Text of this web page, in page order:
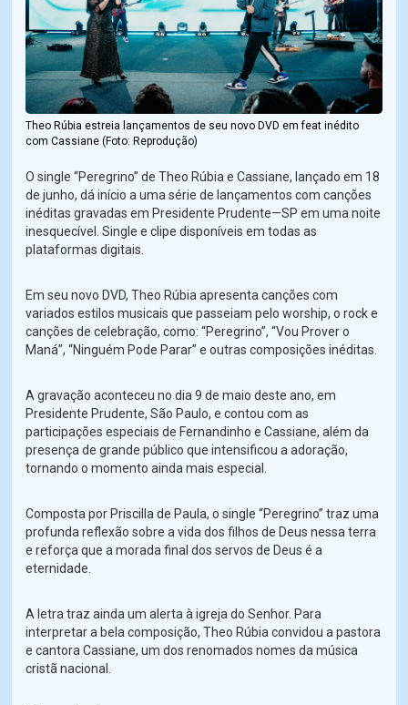
Theo Rúbia estreia lançamentos de seu novo DVD em feat inédito
com Cassiane (Foto: Reprodução)
O single “Peregrino” de Theo Rúbia e Cassiane, lançado em 18
de junho, dá início a uma série de lançamentos com canções
inéditas gravadas em Presidente Prudente—SP em uma noite
inesquecível. Single e clipe disponíveis em todas as
plataformas digitais.
Em seu novo DVD, Theo Rúbia apresenta canções com
variados estilos musicais que passeiam pelo worship, o rock e
canções de celebração, como: “Peregrino”, “Vou Prover o
Maná”, “Ninguém Pode Parar” e outras composições inéditas.
A gravação aconteceu no dia 9 de maio deste ano, em
Presidente Prudente, São Paulo, e contou com as
participações especiais de Fernandinho e Cassiane, além da
presença de grande público que intensificou a adoração,
tornando o momento ainda mais especial.
Composta por Priscilla de Paula, o single “Peregrino” traz uma
profunda reflexão sobre a vida dos filhos de Deus nessa terra
e reforça que a morada final dos servos de Deus é a
eternidade.
A letra traz ainda um alerta à igreja do Senhor. Para
interpretar a bela composição, Theo Rúbia convidou a pastora
e cantora Cassiane, um dos renomados nomes da música
cristã nacional.